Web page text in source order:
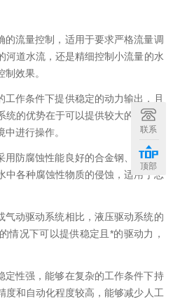
流量控制，适用于要求严格流量调
河道水流，还是精细控制小流量的水
效果。
作条件下提供稳定的动力输出，且
的优势在于可以提供较大的推力，
进行操作。
防腐蚀性能良好的合金钢、铸铁、
中各种腐蚀性物质的侵蚀，适用于恶
动驱动系统相比，液压驱动系统的
情况下可以提供稳定且*的驱动力，
性强，能够在复杂的工作条件下持
度和自动化程度较高，能够减少人工
联系
顶部